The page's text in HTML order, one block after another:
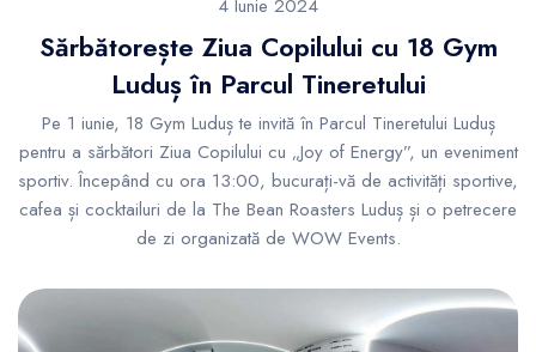
4 Iunie 2024
Sărbătorește Ziua Copilului cu 18 Gym
Luduș în Parcul Tineretului
Pe 1 iunie, 18 Gym Luduș te invită în Parcul Tineretului Luduș
pentru a sărbători Ziua Copilului cu „Joy of Energy”, un eveniment
sportiv. Începând cu ora 13:00, bucurați-vă de activități sportive,
cafea și cocktailuri de la The Bean Roasters Luduș și o petrecere
de zi organizată de WOW Events.